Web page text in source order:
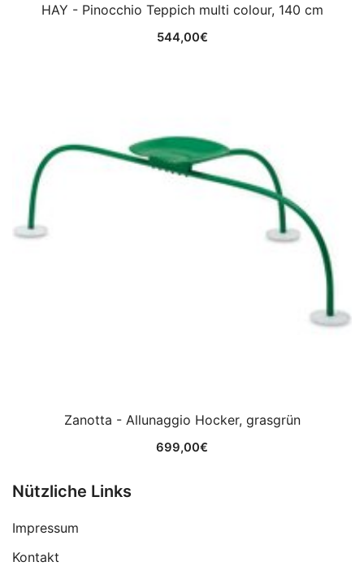
HAY - Pinocchio Teppich multi colour, 140 cm
544,00€
Zanotta - Allunaggio Hocker, grasgrün
699,00€
Nützliche Links
Impressum
Kontakt